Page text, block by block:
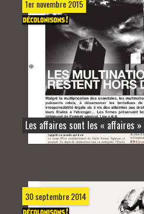
1er novembre 2015
Les affaires sont les « affaires »
30 septembre 2014